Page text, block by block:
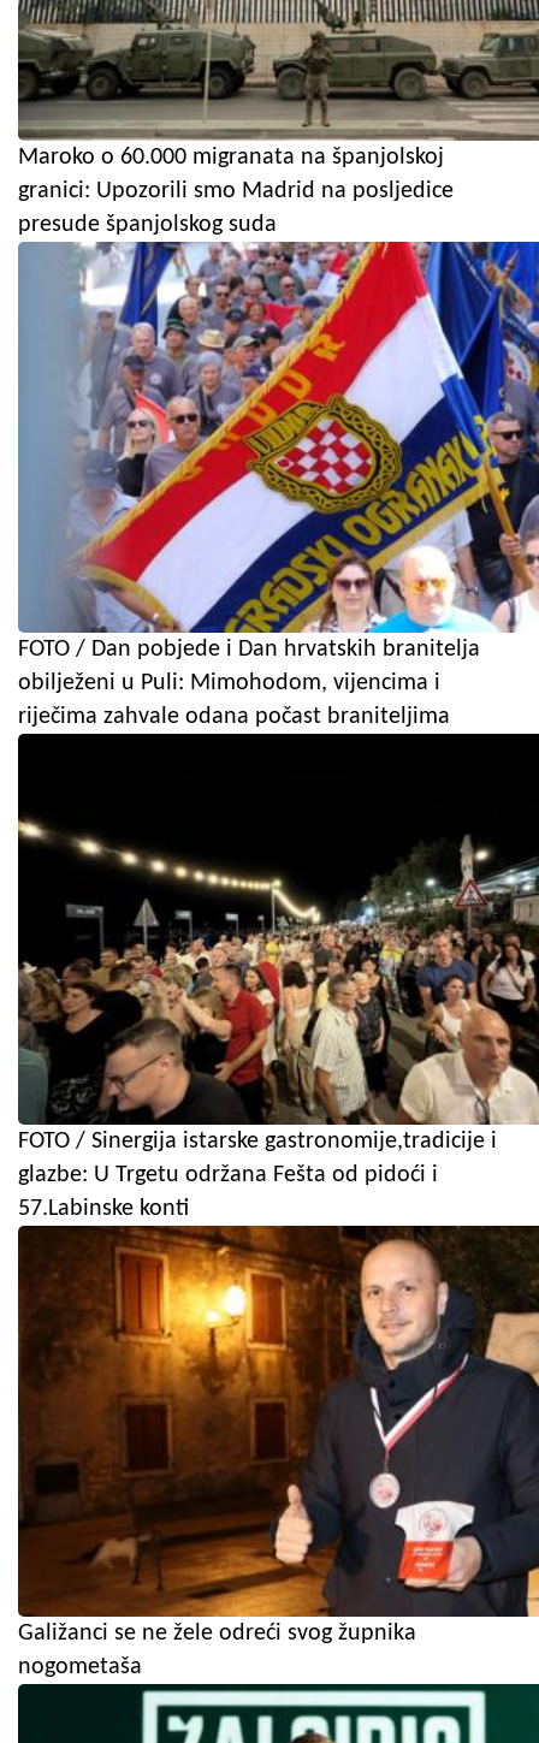
Maroko o 60.000 migranata na španjolskoj
granici: Upozorili smo Madrid na posljedice
presude španjolskog suda
FOTO / Dan pobjede i Dan hrvatskih branitelja
obilježeni u Puli: Mimohodom, vijencima i
riječima zahvale odana počast braniteljima
FOTO / Sinergija istarske gastronomije,tradicije i
glazbe: U Trgetu održana Fešta od pidoći i
57.Labinske konti
Galižanci se ne žele odreći svog župnika
nogometaša